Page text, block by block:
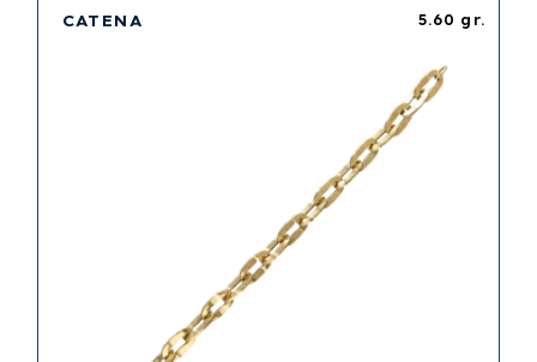
5.60 gr.
CATENA